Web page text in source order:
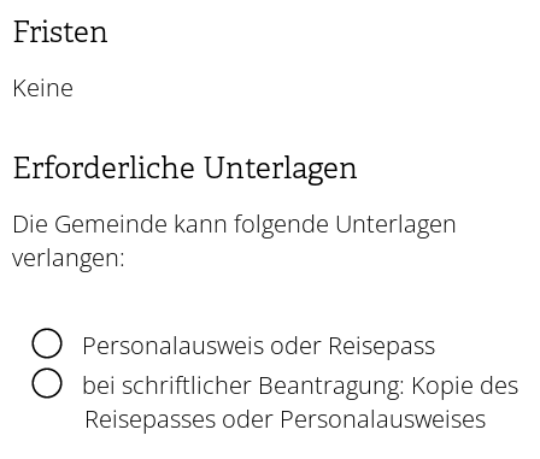
Fristen
Keine
Erforderliche Unterlagen
Die Gemeinde kann folgende Unterlagen
verlangen:
Personalausweis oder Reisepass
bei schriftlicher Beantragung: Kopie des
Reisepasses oder Personalausweises